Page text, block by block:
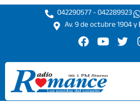
Ir
042290577 - 042289923
Av. 9 de octubre 1904 y
F
c
e
b
o
o
Y
u
t
u
b
e
T
i
r